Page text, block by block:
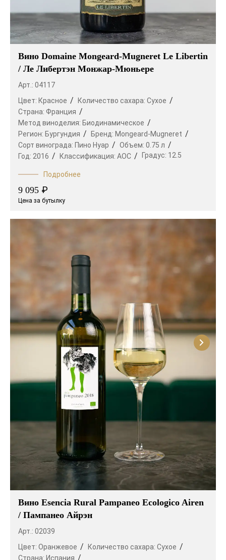
Вино Domaine Mongeard-Mugneret Le Libertin
/ Ле Либертэн Монжар-Мюньере
Арт.: 04117
Цвет: Красное Количество сахара: Сухое
Страна: Франция
Метод виноделия: Биодинамическое
Регион: Бургундия Бренд: Mongeard-Mugneret
Сорт винограда: Пино Нуар Объем: 0.75 л
Год: 2016 Классификация: AOC Градус: 12.5
Подробнее
9 095 ₽
Цена за бутылку
Вино Esencia Rural Pampaneo Ecologico Airen
/ Пампанео Айрэн
Арт.: 02039
Цвет: Оранжевое Количество сахара: Сухое
Страна: Испания